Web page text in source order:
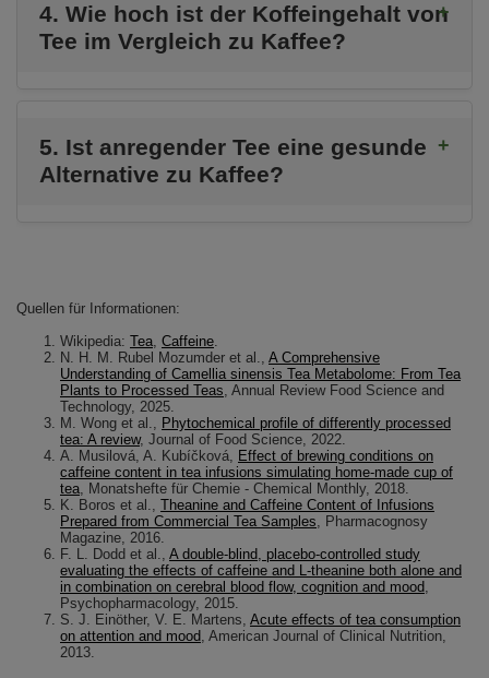
4. Wie hoch ist der Koffeingehalt von
Tee im Vergleich zu Kaffee?
5. Ist anregender Tee eine gesunde
Alternative zu Kaffee?
Quellen für Informationen:
Wikipedia: Tea, Caffeine.
N. H. M. Rubel Mozumder et al., A Comprehensive
Understanding of Camellia sinensis Tea Metabolome: From Tea
Plants to Processed Teas, Annual Review Food Science and
Technology, 2025.
M. Wong et al., Phytochemical profile of differently processed
tea: A review, Journal of Food Science, 2022.
A. Musilová, A. Kubíčková, Effect of brewing conditions on
caffeine content in tea infusions simulating home-made cup of
tea, Monatshefte für Chemie - Chemical Monthly, 2018.
K. Boros et al., Theanine and Caffeine Content of Infusions
Prepared from Commercial Tea Samples, Pharmacognosy
Magazine, 2016.
F. L. Dodd et al., A double-blind, placebo-controlled study
evaluating the effects of caffeine and L-theanine both alone and
in combination on cerebral blood flow, cognition and mood,
Psychopharmacology, 2015.
S. J. Einöther, V. E. Martens, Acute effects of tea consumption
on attention and mood, American Journal of Clinical Nutrition,
2013.